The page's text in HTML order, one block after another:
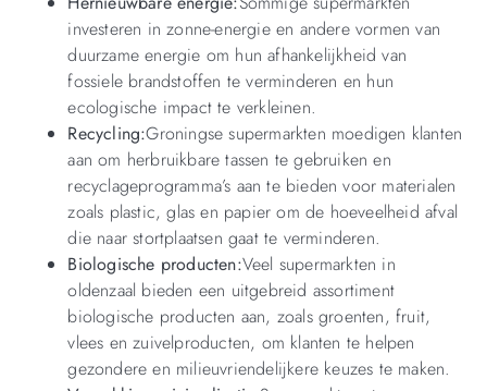
investeren in zonne-energie en andere vormen van
duurzame energie om hun afhankelijkheid van
fossiele brandstoffen te verminderen en hun
ecologische impact te verkleinen.
Recycling:Groningse supermarkten moedigen klanten
aan om herbruikbare tassen te gebruiken en
recyclageprogramma’s aan te bieden voor materialen
zoals plastic, glas en papier om de hoeveelheid afval
die naar stortplaatsen gaat te verminderen.
Biologische producten:Veel supermarkten in
oldenzaal bieden een uitgebreid assortiment
biologische producten aan, zoals groenten, fruit,
vlees en zuivelproducten, om klanten te helpen
gezondere en milieuvriendelijkere keuzes te maken.